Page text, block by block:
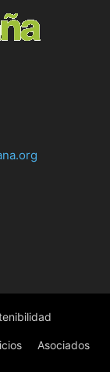
Asociados